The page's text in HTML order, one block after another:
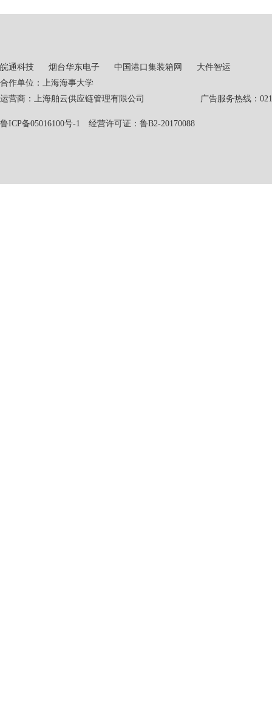
皖通科技 烟台华东电子 中国港口集装箱网
大件智运
合作单位：上海海事大学
运营商：上海舶云供应链管理有限公司 广告服务热线：021-
鲁ICP备05016100号-1 经营许可证：鲁B2-20170088